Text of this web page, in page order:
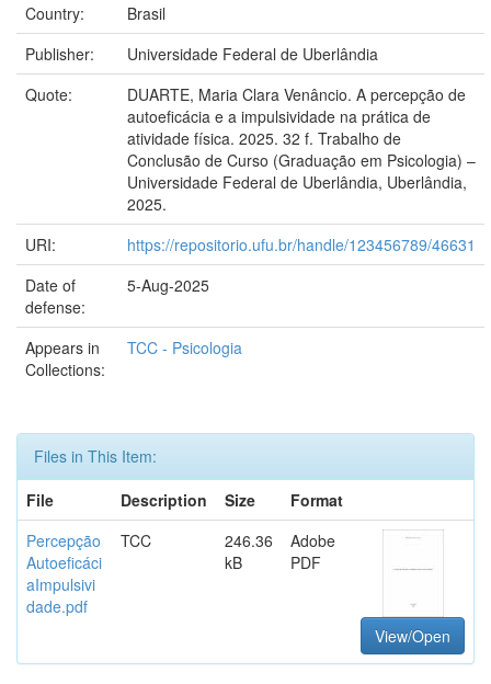
Country:
Brasil
Publisher:
Universidade Federal de Uberlândia
Quote:
DUARTE, Maria Clara Venâncio. A percepção de
autoeficácia e a impulsividade na prática de
atividade física. 2025. 32 f. Trabalho de
Conclusão de Curso (Graduação em Psicologia) –
Universidade Federal de Uberlândia, Uberlândia,
2025.
URI:
https://repositorio.ufu.br/handle/123456789/46631
Date of
defense:
5-Aug-2025
Appears in
Collections:
TCC - Psicologia
Files in This Item:
File
Description Size
Format
Percepção
Autoeficáci
aImpulsivi
dade.pdf
TCC
246.36
kB
Adobe
PDF
View/Open